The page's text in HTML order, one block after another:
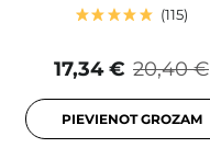
115
20,40 €
17,34 €
PIEVIENOT GROZAM